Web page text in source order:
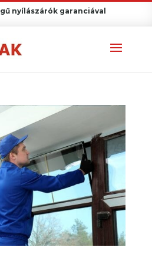
nyílászárók garanciával